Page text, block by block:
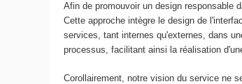
Afin de promouvoir un design responsable
Cette approche intègre le design de
services, tant internes qu'externes, dans
processus, facilitant ainsi la réalisation
Corollairement, notre vision du service ne